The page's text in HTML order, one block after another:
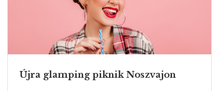
Újra glamping piknik Noszvajon